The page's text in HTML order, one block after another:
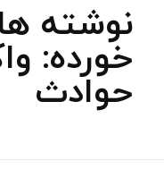
نوشته
خورده:
حوادث